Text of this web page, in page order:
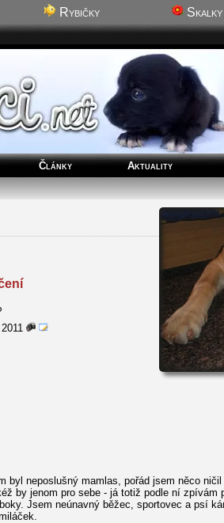
Rybičky Skalky
Články Aktuality
neposlušný mamlas, pořád jsem něco
by jenom pro sebe - já totiž podle ní zpívám
Jsem neúnavný běžec, sportovec a psí